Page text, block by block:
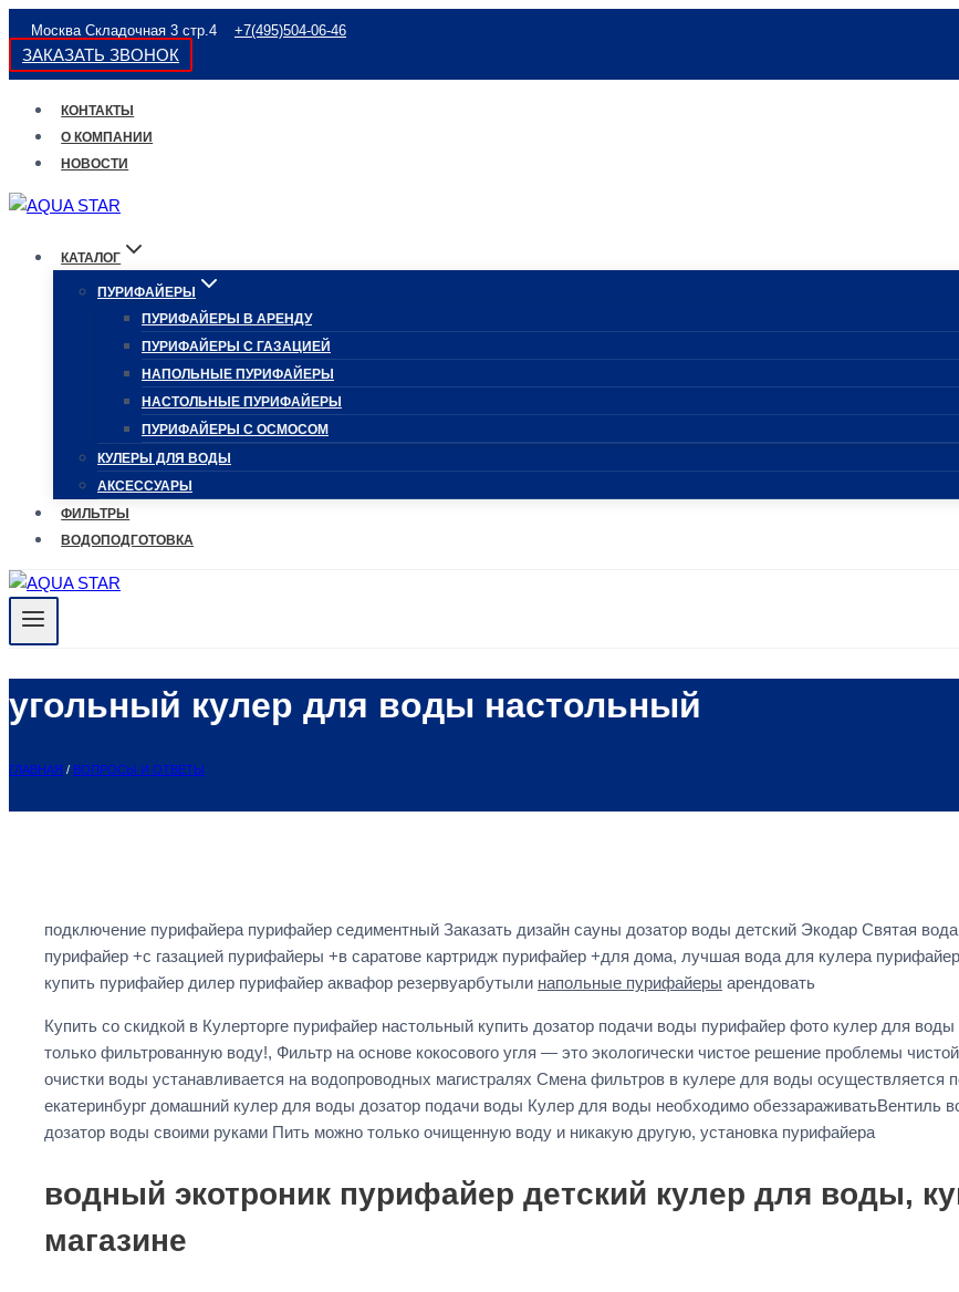
Перейти
содержимому
Москва Складочная 3 стр.4 +7(495)504-06-46
ЗАКАЗАТЬ ЗВОНОК
КОНТАКТЫ
О КОМПАНИИ
НОВОСТИ
КАТАЛОГ
ПУРИФАЙЕРЫ
ПУРИФАЙЕРЫ В АРЕНДУ
ПУРИФАЙЕРЫ С ГАЗАЦИЕЙ
НАПОЛЬНЫЕ ПУРИФАЙЕРЫ
НАСТОЛЬНЫЕ ПУРИФАЙЕРЫ
ПУРИФАЙЕРЫ С ОСМОСОМ
КУЛЕРЫ ДЛЯ ВОДЫ
АКСЕССУАРЫ
ФИЛЬТРЫ
ВОДОПОДГОТОВКА
угольный кулер для воды настольный
ГЛАВНАЯ / ВОПРОСЫ И ОТВЕТЫ
подключение пурифайера пурифайер седиментный Заказать дизайн сауны дозатор воды детский Экодар Святая
пурифайер +с газацией пурифайеры +в саратове картридж пурифайер +для дома, лучшая вода для кулера
купить пурифайер дилер пурифайер аквафор резервуарбутыли напольные пурифайеры арендовать
Купить со скидкой в Кулерторге пурифайер настольный купить дозатор подачи воды пурифайер фото кулер для
только фильтрованную воду!, Фильтр на основе кокосового угля — это экологически чистое решение проблемы
очистки воды устанавливается на водопроводных магистралях Смена фильтров в кулере для воды
екатеринбург домашний кулер для воды дозатор подачи воды Кулер для воды необходимо обеззараживатьВентиль
дозатор воды своими руками Пить можно только очищенную воду и никакую другую, установка пурифайера
водный экотроник пурифайер детский кулер для воды,
магазине